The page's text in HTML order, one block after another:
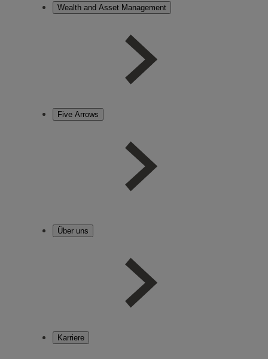
Wealth and Asset Management
Five Arrows
Über uns
Karriere